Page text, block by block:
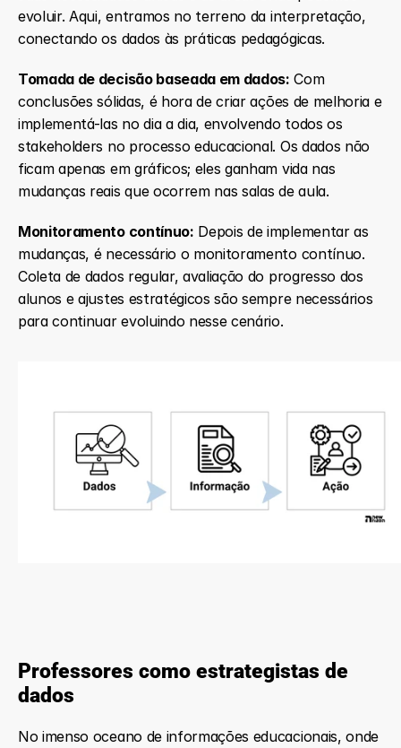
evoluir. Aqui, entramos no terreno da interpretação,
conectando os dados às práticas pedagógicas.
Tomada de decisão baseada em dados: Com
conclusões sólidas, é hora de criar ações de melhoria e
implementá-las no dia a dia, envolvendo todos os
stakeholders no processo educacional. Os dados não
ficam apenas em gráficos; eles ganham vida nas
mudanças reais que ocorrem nas salas de aula.
Monitoramento contínuo: Depois de implementar as
mudanças, é necessário o monitoramento contínuo.
Coleta de dados regular, avaliação do progresso dos
alunos e ajustes estratégicos são sempre necessários
para continuar evoluindo nesse cenário.
Professores como estrategistas de
dados
No imenso oceano de informações educacionais, onde